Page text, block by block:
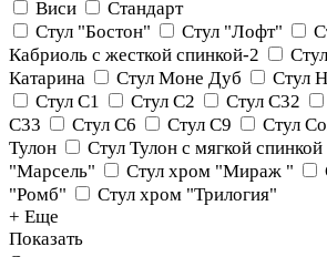
Виси
Стандарт
Стул "Бостон"
Стул "Лофт"
Кабриоль с жесткой спинкой-2
Катарина
Стул Моне Дуб Стул
Стул С1
Стул С2 Стул С32
С33
Стул С6 Стул С9 Стул
Тулон
Стул Тулон с мягкой спинкой
"Марсель"
Стул хром "Мираж "
"Ромб"
Стул хром "Трилогия"
+ Еще
Показать